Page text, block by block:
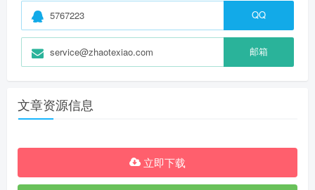
5767223 QQ
service@zhaotexiao.com 邮箱
文章资源信息
立即下载